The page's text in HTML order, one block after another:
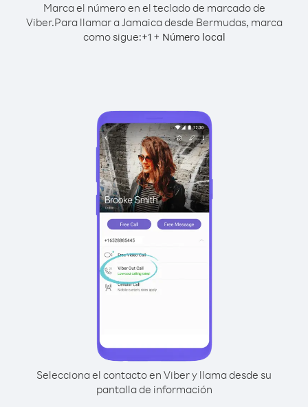
Marca el número en el teclado de marcado de
Viber.Para llamar a Jamaica desde Bermudas, marca
como sigue:+1+ Número local
Selecciona el contacto en Viber y llama desde su
pantalla de información